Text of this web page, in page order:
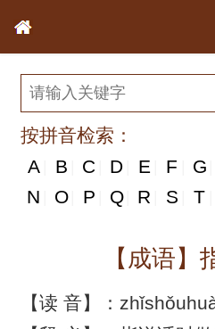
按拼音检索：
A
B C D E F G
N
N O P Q R S T
【成语】
【读 音】：